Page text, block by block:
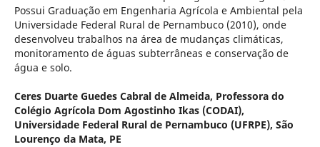
Possui Graduação em Engenharia Agrícola e Ambiental pela
Universidade Federal Rural de Pernambuco (2010), onde
desenvolveu trabalhos na área de mudanças climáticas,
monitoramento de águas subterrâneas e conservação de
água e solo.
Ceres Duarte Guedes Cabral de Almeida, Professora do
Colégio Agrícola Dom Agostinho Ikas (CODAI),
Universidade Federal Rural de Pernambuco (UFRPE), São
Lourenço da Mata, PE